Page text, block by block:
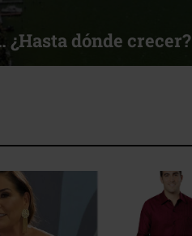
dónde crecer?